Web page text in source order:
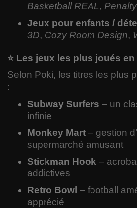
Basketball REAL,
Jeux pour enfants /
3D, Cozy Room Design,
⭐ Les jeux les plus joués
Selon Poki, les titres les plus
:
Subway Surfers – un
infinie
Monkey Mart – gestion
supermarché amusant
Stickman Hook –
addictives
Retro Bowl – football
apprécié